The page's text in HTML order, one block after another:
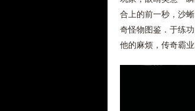
合上的前一秒，沙
奇怪物图鉴．于练
他的麻烦，传奇霸